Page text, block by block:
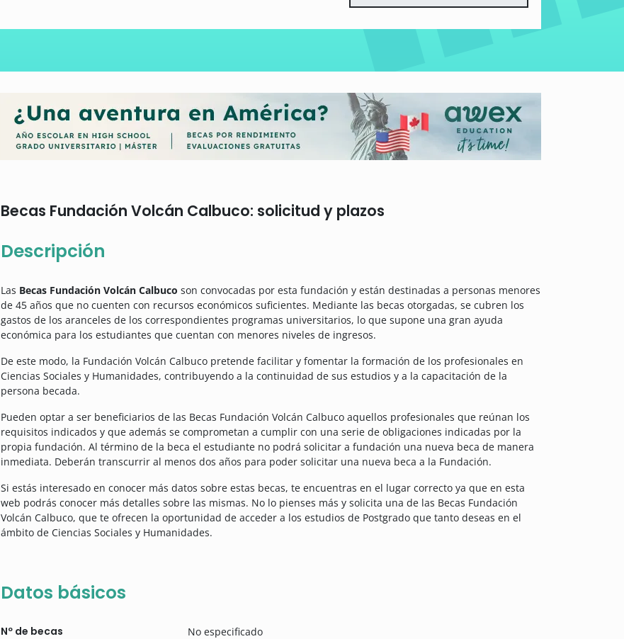
Becas Fundación Volcán Calbuco: solicitud y plazos
Descripción
Las Becas Fundación Volcán Calbuco son convocadas por esta fundación y están destinadas a personas menores
de 45 años que no cuenten con recursos económicos suficientes. Mediante las becas otorgadas, se cubren los
gastos de los aranceles de los correspondientes programas universitarios, lo que supone una gran ayuda
económica para los estudiantes que cuentan con menores niveles de ingresos.
De este modo, la Fundación Volcán Calbuco pretende facilitar y fomentar la formación de los profesionales en
Ciencias Sociales y Humanidades, contribuyendo a la continuidad de sus estudios y a la capacitación de la
persona becada.
Pueden optar a ser beneficiarios de las Becas Fundación Volcán Calbuco aquellos profesionales que reúnan los
requisitos indicados y que además se comprometan a cumplir con una serie de obligaciones indicadas por la
propia fundación. Al término de la beca el estudiante no podrá solicitar a fundación una nueva beca de manera
inmediata. Deberán transcurrir al menos dos años para poder solicitar una nueva beca a la Fundación.
Si estás interesado en conocer más datos sobre estas becas, te encuentras en el lugar correcto ya que en esta
web podrás conocer más detalles sobre las mismas. No lo pienses más y solicita una de las Becas Fundación
Volcán Calbuco, que te ofrecen la oportunidad de acceder a los estudios de Postgrado que tanto deseas en el
ámbito de Ciencias Sociales y Humanidades.
Datos básicos
Nº de becas No especificado